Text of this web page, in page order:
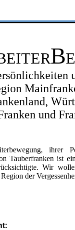
B
und
ihrer
Tauberfranken ist
Wir
der